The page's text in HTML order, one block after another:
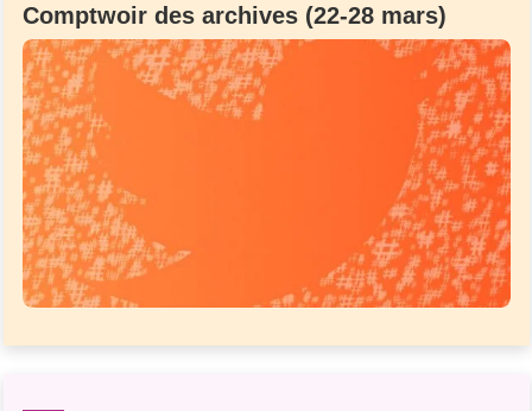
Comptwoir des archives (22-28 mars)